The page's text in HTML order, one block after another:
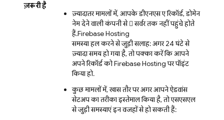
ज़रूरी है
ज़्यादातर मामलों में, आपके डीएनएस ए रिकॉर्ड, डोमेन
नेम देने वाली कंपनी से  सर्वर तक नहीं पहुंचे होते
हैं.Firebase Hosting
समस्या हल करने से जुड़ी सलाह: अगर 24 घंटे से
ज़्यादा समय हो गया है, तो पक्का करें कि आपने
अपने रिकॉर्ड कोFirebase Hostingपर पॉइंट
किया हो.
कुछ मामलों में, खास तौर पर अगर आपने ऐडवांस
सेटअप का तरीका इस्तेमाल किया है, तो एसएसएल
से जुड़ी समस्याएं इन वजहों से हो सकती हैं: